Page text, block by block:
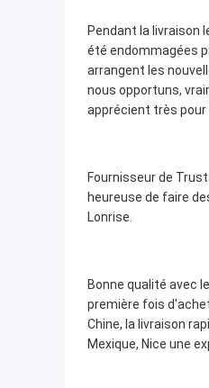
Pendant la livraison
été endommagées
arrangent les
nous opportuns,
apprécient très
Fournisseur de
heureuse de faire
Lonrise.
Bonne qualité avec
première fois
Chine, la livraison
Mexique, Nice une